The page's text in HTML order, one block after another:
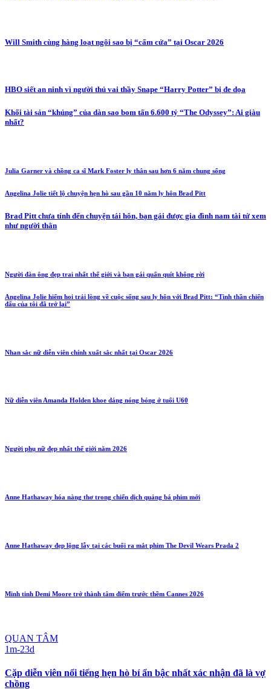
Will Smith cùng hàng loạt ngôi sao bị “cấm cửa” tại Oscar 2026
HBO siết an ninh vì người thủ vai thầy Snape “Harry Potter” bị đe dọa
Khối tài sản “khủng” của dàn sao bom tấn 6.600 tỷ “The Odyssey”: Ai giàu
nhất?
Julia Garner và chồng ca sĩ Mark Foster ly thân sau hơn 6 năm chung sống
Angelina Jolie tiết lộ chuyện hẹn hò sau gần 10 năm ly hôn Brad Pitt
Brad Pitt chưa tính đến chuyện tái hôn, bạn gái được gia đình nam tài tử xem
như người thân
Người đàn ông đẹp trai nhất thế giới và bạn gái quấn quít không rời
Angelina Jolie hiếm hoi trải lòng về cuộc sống sau ly hôn với Brad Pitt: “Tinh thần chiến
đấu của tôi đã trở lại”
Nhan sắc nữ diễn viên chính xuất sắc nhất tại Oscar 2026
Nữ diễn viên Amanda Holden khoe dáng nóng bỏng ở tuổi U60
Người phụ nữ đẹp nhất thế giới năm 2026
Anne Hathaway hóa nàng thơ trong chiến dịch quảng bá phim mới
Anne Hathaway đẹp lộng lẫy tại các buổi ra mắt phim The Devil Wears Prada 2
Minh tinh Demi Moore trở thành tâm điểm trước thềm Cannes 2026
QUAN TÂM
1m-23d
Cặp diễn viên nổi tiếng hẹn hò bí ẩn bậc nhất xác nhận đã là vợ
chồng